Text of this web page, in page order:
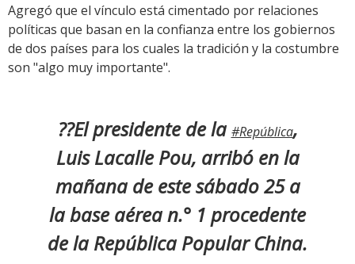
Agregó que el vínculo está cimentado por relaciones
políticas que basan en la confianza entre los gobiernos
de dos países para los cuales la tradición y la costumbre
son "algo muy importante".
??El presidente de la #República,
Luis Lacalle Pou, arribó en la
mañana de este sábado 25 a
la base aérea n.° 1 procedente
de la República Popular China.